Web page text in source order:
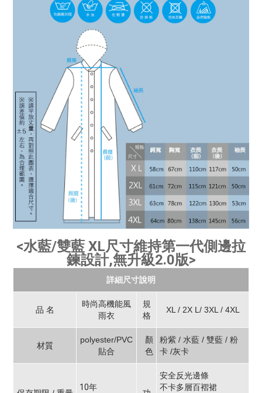
<水藍/雙藍 XL尺寸維持第一代側邊拉
鍊設計,無升級2.0版>
詳細尺寸說明
品 名
時尚高機能風
雨衣
規
格
XL / 2X L/ 3XL / 4XL
材質
polyester/PVC
貼合
顏
色
粉紫 / 水藍 / 雙藍 / 粉
卡 /灰卡
10年
安全反光邊條
不卡多層百褶裙